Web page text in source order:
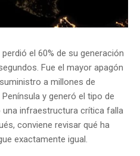
el 60% de su generación
Fue el mayor apagón
a millones de
y generó el tipo de
infraestructura crítica falla
conviene revisar qué ha
exactamente igual.